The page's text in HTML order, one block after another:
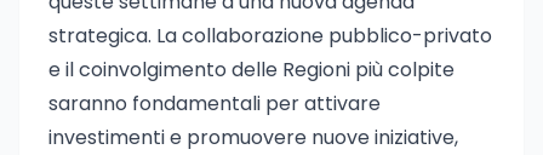
strategica. La collaborazione pubblico-privato
e il coinvolgimento delle Regioni più colpite
saranno fondamentali per attivare
investimenti e promuovere nuove iniziative,